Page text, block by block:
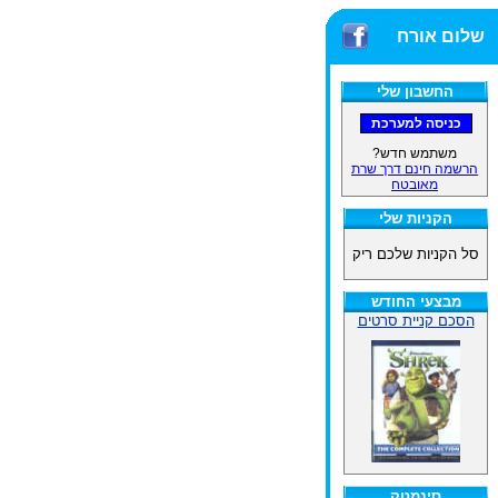
שלום אורח
החשבון שלי
משתמש חדש?
הרשמה חינם דרך שרת
מאובטח
הקניות שלי
סל הקניות שלכם ריק
מבצעי החודש
הסכם קניית סרטים